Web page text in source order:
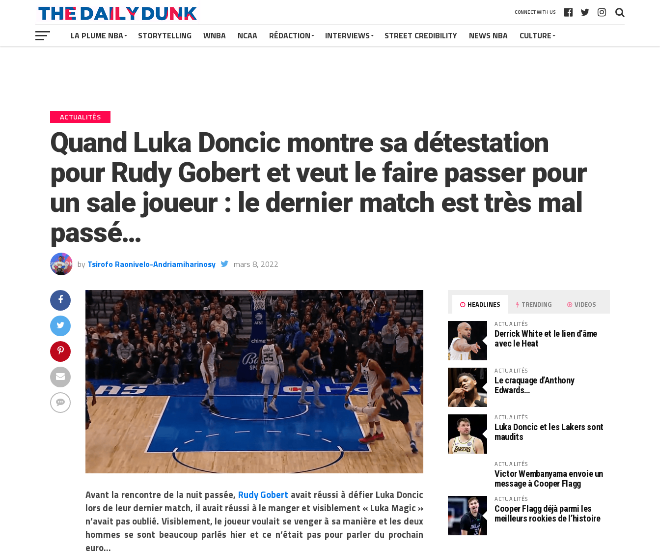
CONNECT WITH US
LA PLUME NBA STORYTELLING WNBA NCAA RÉDACTION INTERVIEWS STREET CREDIBILITY NEWS NBA CULTURE
ACTUALITÉS
Quand Luka Doncic montre sa détestation
pour Rudy Gobert et veut le faire passer pour
un sale joueur : le dernier match est très mal
passé…
by Tsirofo Raonivelo-Andriamiharinosy mars 8, 2022
Avant la rencontre de la nuit passée, Rudy Gobert avait réussi à défier Luka Doncic
lors de leur dernier match, il avait réussi à le manger et visiblement « Luka Magic »
n’avait pas oublié. Visiblement, le joueur voulait se venger à sa manière et les deux
hommes se sont beaucoup parlés hier et ce n’était pas pour parler du prochain
euro…
HEADLINES TRENDING VIDEOS
ACTUALITÉS
Derrick White et le lien d’âme
avec le Heat
ACTUALITÉS
Le craquage d’Anthony
Edwards…
ACTUALITÉS
Luka Doncic et les Lakers sont
maudits
ACTUALITÉS
Victor Wembanyama envoie un
message à Cooper Flagg
ACTUALITÉS
Cooper Flagg déjà parmi les
meilleurs rookies de l’histoire